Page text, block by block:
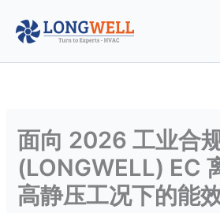
容
面向 2026 工业合
(LONGWELL) EC
高静压工况下的能